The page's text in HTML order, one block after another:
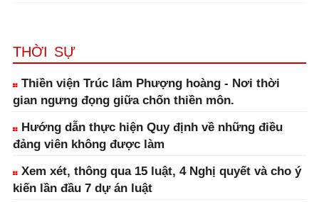
THỜI SỰ
Thiền viện Trúc lâm Phượng hoàng - Nơi thời
gian ngưng đọng giữa chốn thiền môn.
Hướng dẫn thực hiện Quy định về những điều
đảng viên không được làm
Xem xét, thông qua 15 luật, 4 Nghị quyết và cho ý
kiến lần đầu 7 dự án luật